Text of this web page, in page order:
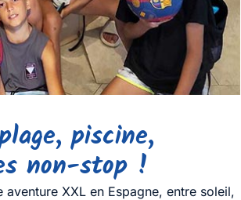
piscine,
non-stop !
XXL en Espagne, entre soleil,